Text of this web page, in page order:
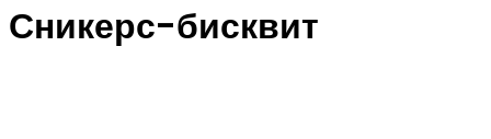
Сникерс-бисквит